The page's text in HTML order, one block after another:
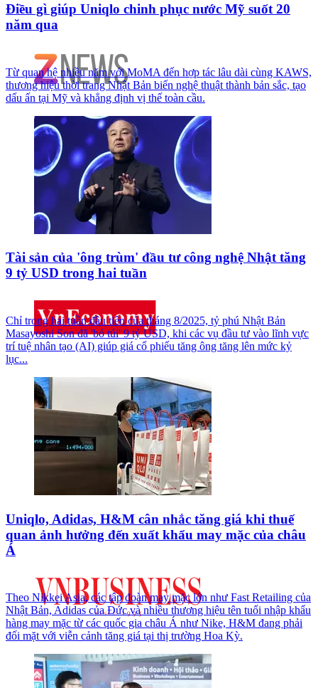
Điều gì giúp Uniqlo chinh phục nước Mỹ suốt 20
năm qua
Từ quan hệ nhiều năm với MoMA đến hợp tác lâu dài cùng KAWS,
thương hiệu thời trang Nhật Bản biến nghệ thuật thành bản sắc, tạo
dấu ấn tại Mỹ và khẳng định vị thế toàn cầu.
Tài sản của 'ông trùm' đầu tư công nghệ Nhật tăng
9 tỷ USD trong hai tuần
Chỉ trong hai tuần đầu tiên của tháng 8/2025, tỷ phú Nhật Bản
Masayoshi Son đã 'bỏ túi' 9 tỷ USD, khi các vụ đầu tư vào lĩnh vực
trí tuệ nhân tạo (AI) giúp giá cổ phiếu tăng ông tăng lên mức kỷ
lục...
Uniqlo, Adidas, H&M cân nhắc tăng giá khi thuế
quan ảnh hưởng đến xuất khẩu may mặc của châu
Á
Theo Nikkei Asia, các tập đoàn may mặc lớn như Fast Retailing của
Nhật Bản, Adidas của Đức và nhiều thương hiệu tên tuổi nhập khẩu
hàng may mặc từ các quốc gia châu Á như Nike, H&M đang phải
đối mặt với viễn cảnh tăng giá tại thị trường Hoa Kỳ.